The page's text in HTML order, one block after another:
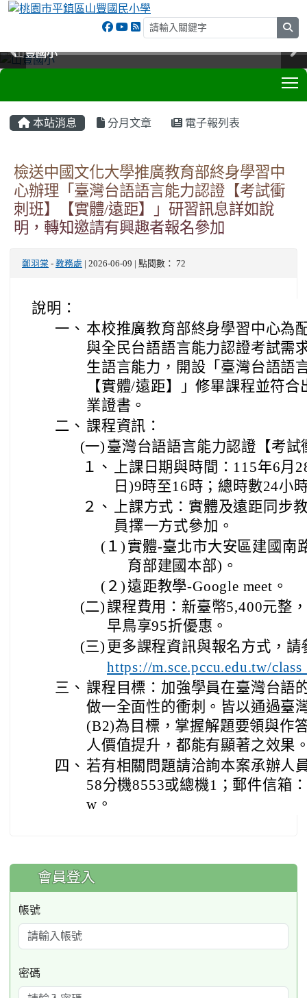
山豐國小
山豐國小
山豐國小
山豐國小
本站消息 分月文章 電子報列表
檢送中國文化大學推廣教育部終身學習中
心辦理「臺灣台語語言能力認證【考試衝
刺班】【實體/遠距】」研習訊息詳如說
明，轉知邀請有興趣者報名參加
鄭羽棠 - 教務處 | 2026-06-09 | 點閱數： 72
說明：
一、 本校推廣教育部終身學習中心為
與全民台語語言能力認證考試需
生語言能力，開設「臺灣台語語
【實體/遠距】」修畢課程並符
業證書。
二、 課程資訊：
(一) 臺灣台語語言能力認證【考試
１、
上課日期與時間：115年6月
日)9時至16時；總時數24小
２、
上課方式：實體及遠距同步
員擇一方式參加。
(１) 實體-臺北市大安區建國南
育部建國本部)。
(２) 遠距教學-Google meet。
(二)課程費用：新臺幣5,400元整
早鳥享95折優惠。
(三) 更多課程資訊與報名方式，請
https://m.sce.pccu.edu.tw/
三、 課程目標：加強學員在臺灣台語
做一全面性的衝刺。皆以通過臺
(B2)為目標，掌握解題要領與作
人價值提升，都能有顯著之效果
四、 若有相關問題請洽詢本案承辦人
58分機8553或總機1；郵件信箱
w。
:::
會員登入
帳號
密碼